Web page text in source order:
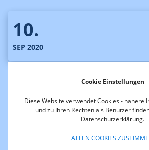
Cookie Einstellungen
Diese Website verwendet Cookies - nähere
und zu Ihren Rechten als Benutzer
Datenschutzerklärung.
ALLEN COOKIES
10.
SEP 2020
Telekommunikation
Telekom-Forum
21. Salzburger Telekom Forum